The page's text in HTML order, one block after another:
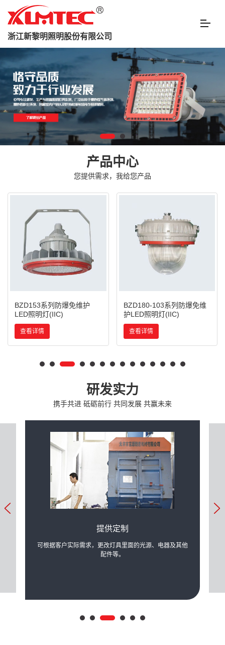
浙江新黎明照明股份有限公司
产品中心
您提供需求，我给您产品
BZD153系列防爆免维护
LED照明灯(IIC)
查看详情
BZD180-103系列防爆免维
护LED照明灯(IIC)
查看详情
研发实力
携手共进 砥砺前行 共同发展 共赢未来
提供定制
可根据客户实际需求，更改灯具里面的光源、电器及其他
配件等。